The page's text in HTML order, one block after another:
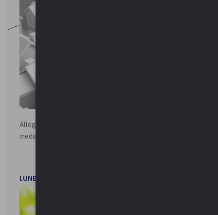
Alloggi di Edilizia Residenziale Pubblica - Vendita all'asta
mediante procedura asincrona telematica
LUNEDì 20 LUGLIO 2026